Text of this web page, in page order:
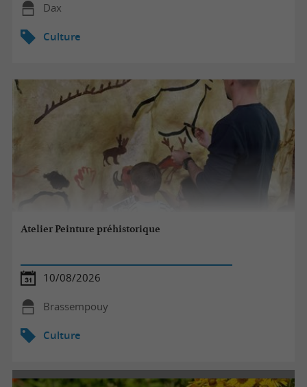
Dax
Culture
Atelier Peinture préhistorique
10/08/2026
Brassempouy
Culture